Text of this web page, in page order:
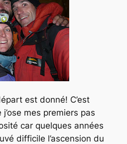
est donné! C’est
mes premiers pas
car quelques années
difficile l’ascension du